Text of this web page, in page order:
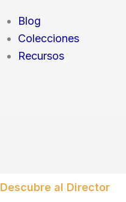
Blog
Colecciones
Recursos
Descubre al Director